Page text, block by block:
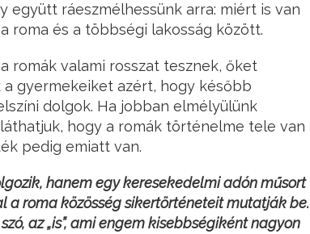
együtt ráeszmélhessünk arra: miért is van
roma és a többségi lakosság között.
romák valami rosszat tesznek, őket
gyermekeiket azért, hogy később
dolgok. Ha jobban elmélyülünk
hogy a romák történelme tele van
pedig emiatt van.
hanem egy keresekedelmi adónműsort
a roma közösség sikertörténeteit mutatják be.
az „is”, ami engem kisebbségiként nagyon